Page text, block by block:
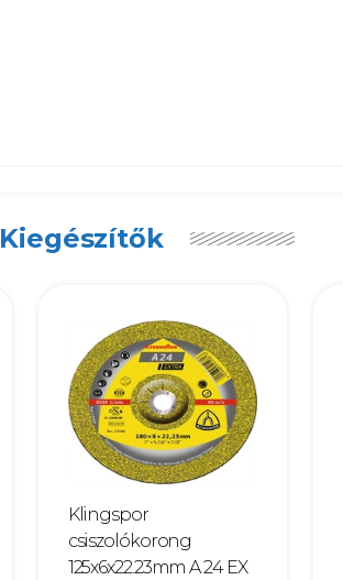
Kiegészítők
Klingspor
csiszolókorong
125x6x22.23mm A 24 EX